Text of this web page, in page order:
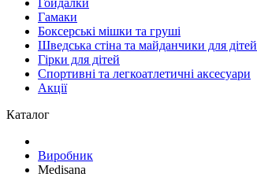
Гойдалки
Гамаки
Боксерські мішки та груші
Шведська стіна та майданчики для дітей
Гірки для дітей
Спортивні та легкоатлетичні аксесуари
Акції
Каталог
Виробник
Medisana